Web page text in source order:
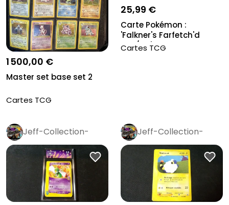
1 500,00 €
Master set base set 2
Cartes TCG
25,99 €
Carte Pokémon :
'Falkner's Farfetch'd
003/141', Gr...
Cartes TCG
Jeff-Collection-
Rétro Pro
Jeff-Collection-
Rétro Pro